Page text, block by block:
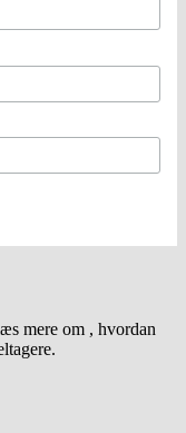
mere om , hvordan